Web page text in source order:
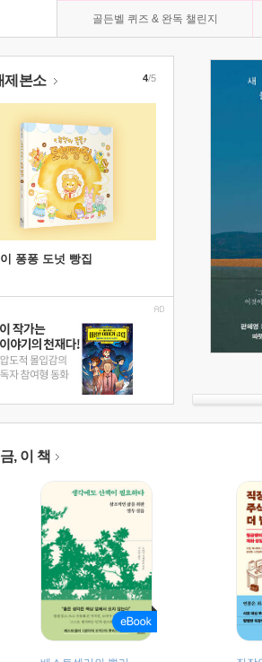
골든벨 퀴즈 & 완독 챌린지
제본소
퐁퐁 도넛 빵집
4/5
, 이 책